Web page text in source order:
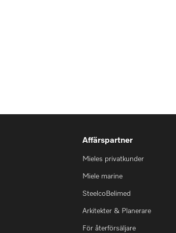
Affärspartner
Mieles privatkunder
Miele marine
SteelcoBelimed
Arkitekter & Planerare
För återförsäljare